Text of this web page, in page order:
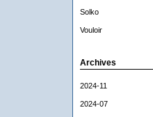
Solko
Vouloir
Archives
2024-11
2024-07